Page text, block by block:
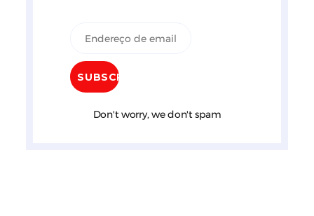
Don't worry, we don't spam